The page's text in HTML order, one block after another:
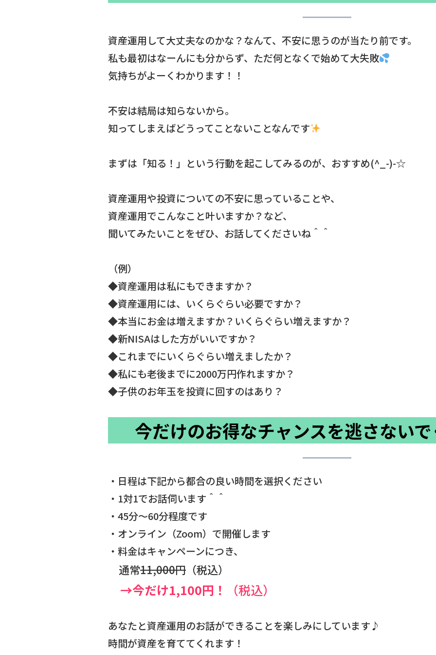
資産運用して大丈夫なのかな？なんて、不安に思うのが当たり前です。
私も最初はなーんにも分からず、ただ何となくで始めて大失敗
気持ちがよーくわかります！！
不安は結局は知らないから。
知ってしまえばどうってことないことなんです
まずは「知る！」という行動を起こしてみるのが、おすすめ(^_-)-☆
資産運用や投資についての不安に思っていることや、
資産運用でこんなこと叶いますか？など、
聞いてみたいことをぜひ、お話してくださいね＾＾
（例）
◆資産運用は私にもできますか？
◆資産運用には、いくらぐらい必要ですか？
◆本当にお金は増えますか？いくらぐらい増えますか？
◆新NISAはした方がいいですか？
◆これまでにいくらぐらい増えましたか？
◆私にも老後までに2000万円作れますか？
◆子供のお年玉を投資に回すのはあり？
今だけのお得なチャンスを逃さないで
・日程は下記から都合の良い時間を選択ください
・1対1でお話伺います＾＾
・45分～60分程度です
・オンライン（Zoom）で開催します
・料金はキャンペーンにつき、
通常11,000円 （税込）
→今だけ1,100円！ （税込）
あなたと資産運用のお話ができることを楽しみにしています♪
時間が資産を育ててくれます！